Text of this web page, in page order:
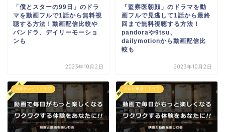
「僕とスターの99日」のドラ
マを動画フルで1話から無料視
聴する方法！動画配信比較や
パンドラ、デイリーモーショ
ンも
2023年10月2日
「監察医朝顔」のドラマを動
画フルで見逃して1話から最終
回まで無料視聴する方法！
pandoraや9tsu、
dailymotionから動画配信比
較も
2023年10月2日
日本テレビ｜ドラマ テレビ東京｜ドラマ